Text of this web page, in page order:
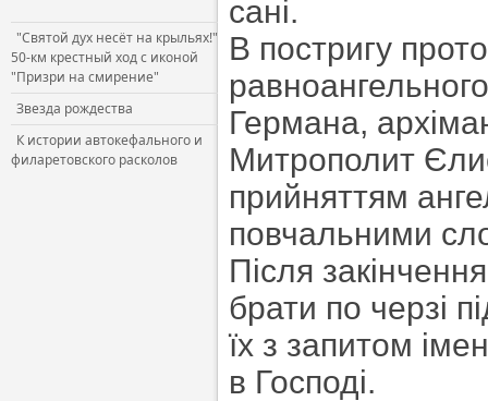
"Святой дух несёт на крыльях!"
50-км крестный ход с иконой
"Призри на смирение"
Звезда рождества
К истории автокефального и
филаретовского расколов
сані.
В постригу
Германа,
Митрополит
прийняттям
повчальними
Після
брати по черзі
їх з запитом
в Господі.